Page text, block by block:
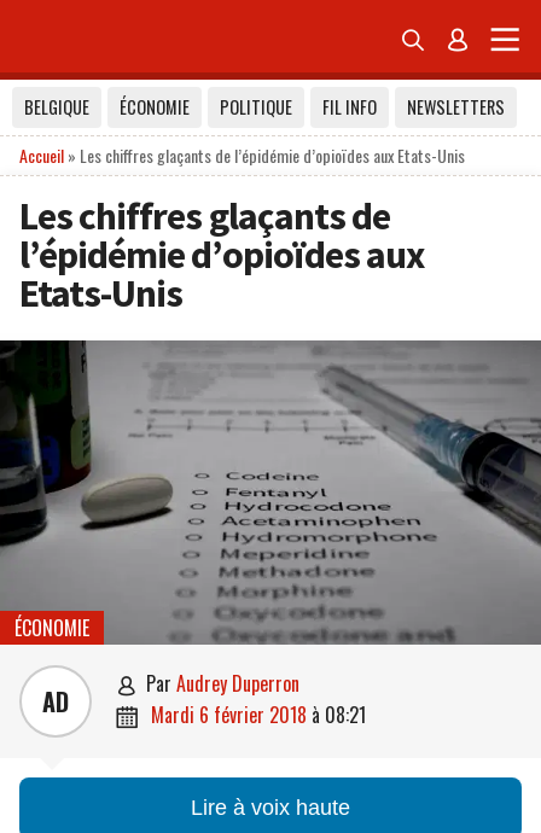
 
BELGIQUE ÉCONOMIE POLITIQUE FIL INFO
NEWSLETTERS
Accueil» Les chiffres glaçants de l’épidémie d’opioïdes aux Etats-Unis
Les chiffres glaçants de
l’épidémie d’opioïdes aux
Etats-Unis
ÉCONOMIE
AD  par Audrey Duperron
 mardi 6 février 2018 à 08:21
Lire à voix haute